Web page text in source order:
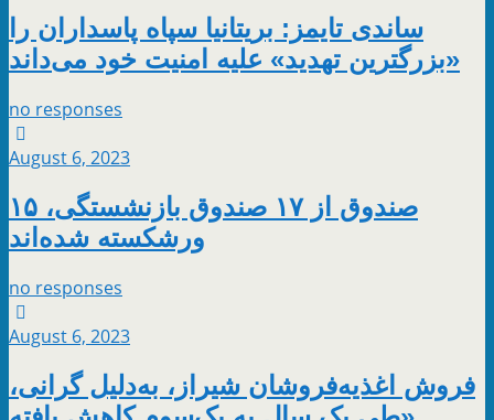
ساندی تایمز: بریتانیا سپاه پاسداران را
«بزرگترین تهدید» علیه امنیت خود می‌داند
no responses
August 6, 2023
۱۵ صندوق از ۱۷ صندوق بازنشستگی،
ورشکسته شده‌اند
no responses
August 6, 2023
فروش اغذیه‌فروشان شیراز، به‌دلیل گرانی،